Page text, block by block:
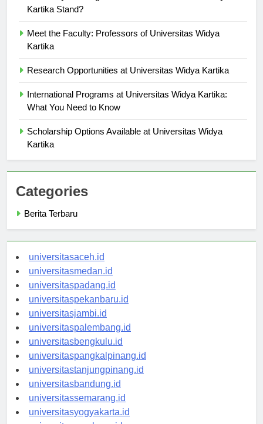
University Rankings: Where Does Universitas Widya
Meet the Faculty: Professors of Universitas Widya
International Programs at Universitas Widya Kartika:
Scholarship Options Available at Universitas Widya
Categories
universitasaceh.id
universitasmedan.id
universitaspadang.id
universitaspekanbaru.id
universitasjambi.id
universitaspalembang.id
universitasbengkulu.id
universitaspangkalpinang.id
universitastanjungpinang.id
universitasbandung.id
universitassemarang.id